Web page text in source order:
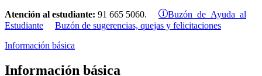
Atención al estudiante: 91 665 5060.
Buzón de Ayuda al
Estudiante
Buzón de sugerencias, quejas y felicitaciones
Información básica
Información básica